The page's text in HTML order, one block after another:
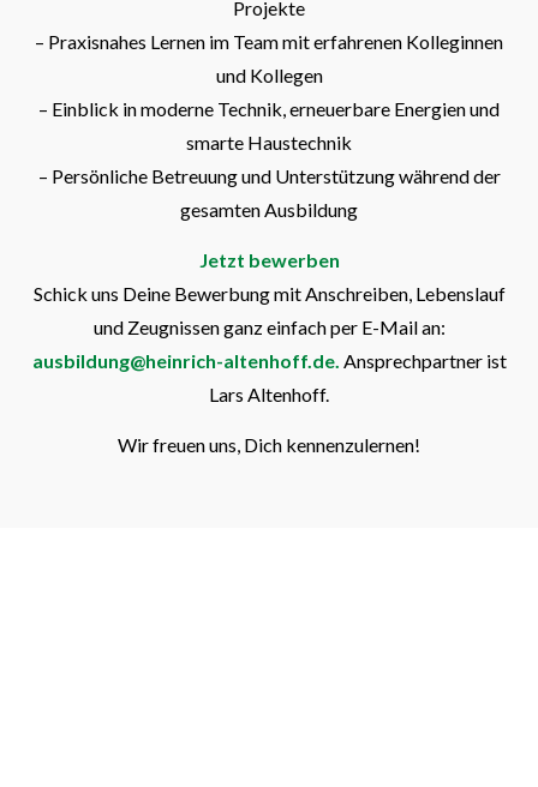
Projekte
– Praxisnahes Lernen im Team mit erfahrenen Kolleginnen
und Kollegen
– Einblick in moderne Technik, erneuerbare Energien und
smarte Haustechnik
– Persönliche Betreuung und Unterstützung während der
gesamten Ausbildung
Jetzt bewerben
Schick uns Deine Bewerbung mit Anschreiben, Lebenslauf
und Zeugnissen ganz einfach per E-Mail an:
ausbildung@heinrich-altenhoff.de. Ansprechpartner ist
Lars Altenhoff.
Wir freuen uns, Dich kennenzulernen!